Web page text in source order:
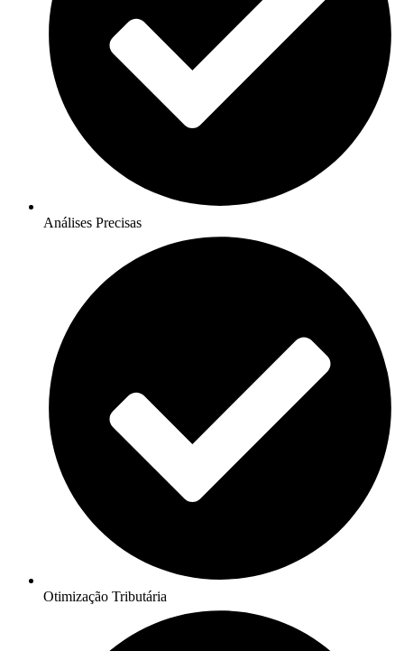
Análises Precisas
Otimização Tributária